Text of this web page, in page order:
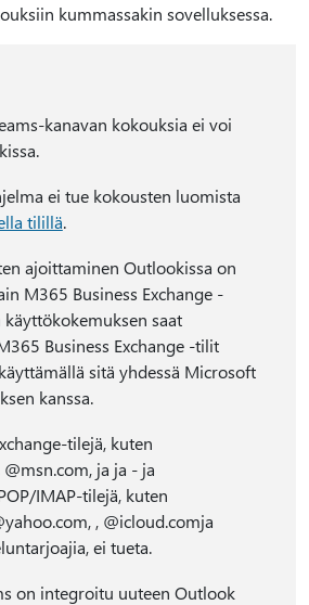
kummassakin sovelluksessa.
kanavan kokouksia ei voi
ei tue kokousten luomista
tilillä.
ajoittaminen Outlookissa on
M365 Business Exchange -
käyttökokemuksen saat
Business Exchange -tilit
sitä yhdessä Microsoft
kanssa.
tilejä, kuten
ja ja - ja
IMAP-tilejä, kuten
, @icloud.comja
ei tueta.
on integroitu uuteen Outlook